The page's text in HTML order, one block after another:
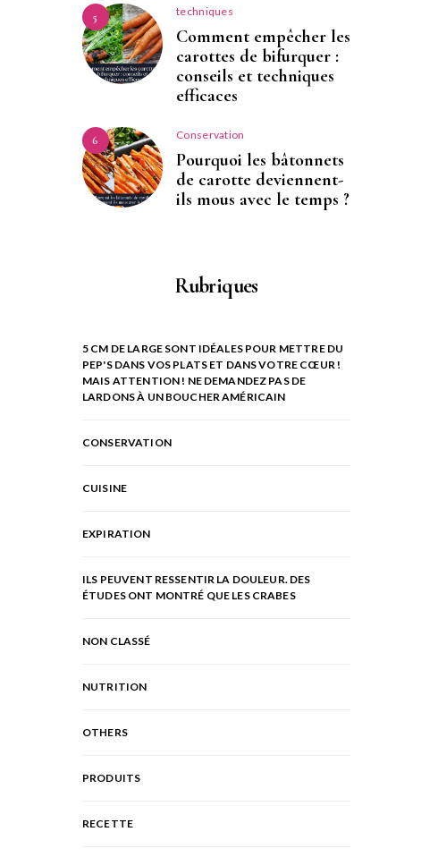
5 techniques
Comment empêcher les
carottes de bifurquer :
conseils et techniques
efficaces
6 Conservation
Pourquoi les bâtonnets
de carotte deviennent-
ils mous avec le temps ?
Rubriques
5 CM DE LARGE SONT IDÉALES POUR METTRE DU
PEP'S DANS VOS PLATS ET DANS VOTRE CŒUR !
MAIS ATTENTION ! NE DEMANDEZ PAS DE
LARDONS À UN BOUCHER AMÉRICAIN
CONSERVATION
CUISINE
EXPIRATION
ILS PEUVENT RESSENTIR LA DOULEUR. DES
ÉTUDES ONT MONTRÉ QUE LES CRABES
NON CLASSÉ
NUTRITION
OTHERS
PRODUITS
RECETTE